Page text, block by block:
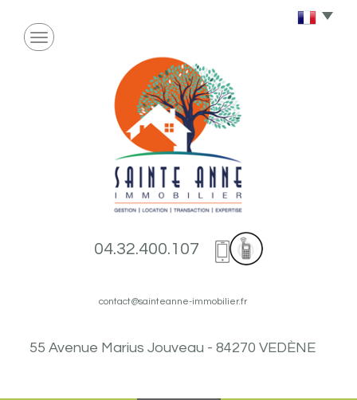
04.32.400.107
contact@sainteanne-immobilier.fr
55 Avenue Marius Jouveau - 84270 VEDÈNE